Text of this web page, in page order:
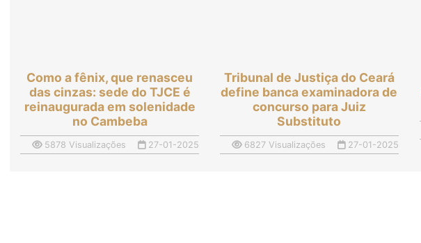
Como a fênix, que renasceu
das cinzas: sede do TJCE é
reinaugurada em solenidade
no Cambeba
5878 Visualizações 27-01-2025
Tribunal de Justiça do Ceará
define banca examinadora de
concurso para Juiz
Substituto
6827 Visualizações 27-01-2025